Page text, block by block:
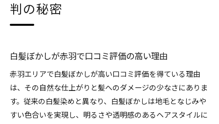
判の秘密
白髪ぼかしが赤羽で口コミ評価の高い理由
赤羽エリアで白髪ぼかしが高い口コミ評価を得ている理由
は、その自然な仕上がりと髪へのダメージの少なさにありま
す。従来の白髪染めと異なり、白髪ぼかしは地毛となじみや
すい色合いを実現し、明るさや透明感のあるヘアスタイルに